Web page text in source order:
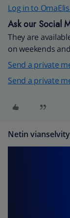
Log in to
Ask our Social
They are
on weekends
Send a private
Send a private
Netin